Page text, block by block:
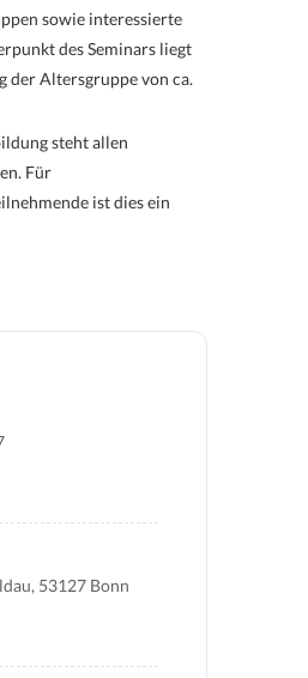
sowie interessierte
des Seminars liegt
der Altersgruppe von ca.
steht allen
Für
ist dies ein
53127 Bonn